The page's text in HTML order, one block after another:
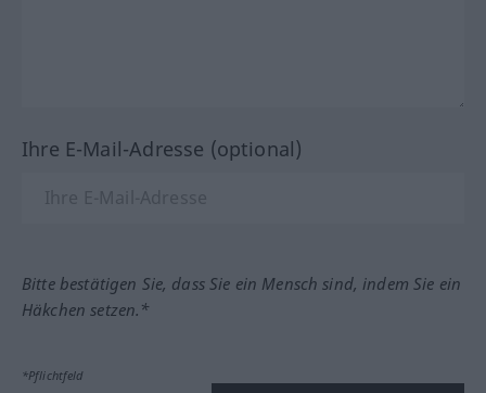
Ihre E-Mail-Adresse (optional)
Bitte bestätigen Sie, dass Sie ein Mensch sind, indem Sie ein
Häkchen setzen.*
*Pflichtfeld